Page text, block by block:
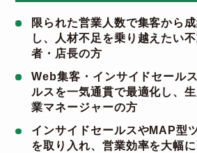
限られた営業人数で集客から
し、人材不足を乗り越えたい
者・店長の方
Web集客・インサイドセール
ルスを一気通貫で最適化し、
業マネージャーの方
インサイドセールスやMAP型
を取り入れ、営業効率を大幅